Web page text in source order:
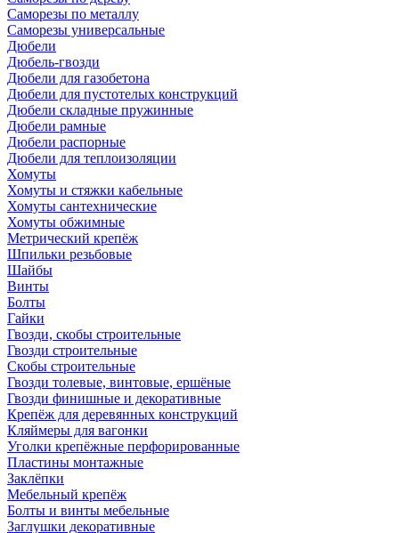
Саморезы по металлу
Саморезы универсальные
Дюбели
Дюбель-гвозди
Дюбели для газобетона
Дюбели для пустотелых конструкций
Дюбели складные пружинные
Дюбели рамные
Дюбели распорные
Дюбели для теплоизоляции
Хомуты
Хомуты и стяжки кабельные
Хомуты сантехнические
Хомуты обжимные
Метрический крепёж
Шпильки резьбовые
Шайбы
Винты
Болты
Гайки
Гвозди, скобы строительные
Гвозди строительные
Скобы строительные
Гвозди толевые, винтовые, ершёные
Гвозди финишные и декоративные
Крепёж для деревянных конструкций
Кляймеры для вагонки
Уголки крепёжные перфорированные
Пластины монтажные
Заклёпки
Мебельный крепёж
Болты и винты мебельные
Заглушки декоративные